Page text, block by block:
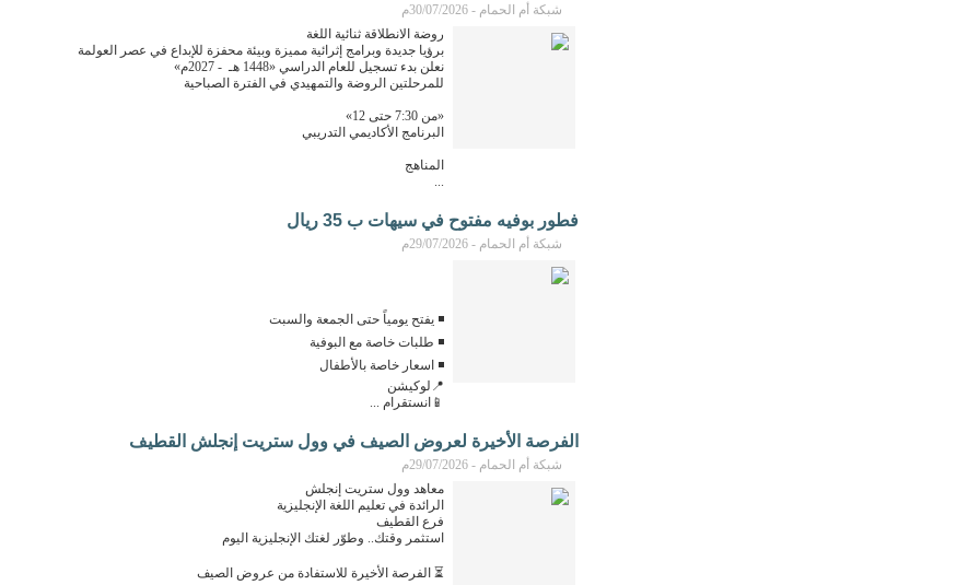
شبكة أم الحمام - 30/07/2026م
روضة الانطلاقة ثنائية اللغة
برؤيا جديدة وبرامج إثرائية مميزة وبيئة محفزة للإبداع في عصر العولمة
نعلن بدء تسجيل للعام الدراسي «1448 هـ - 2027م»
للمرحلتين الروضة والتمهيدي في الفترة الصباحية
«من 7:30 حتى 12»
البرنامج الأكاديمي التدريبي
المناهج
...
فطور بوفيه مفتوح في سيهات ب 35 ريال
شبكة أم الحمام - 29/07/2026م
◾️ يفتح يومياً حتى الجمعة والسبت
◾️ طلبات خاصة مع البوفية
◾️ اسعار خاصة بالأطفال
📍لوكيشن
📱انستقرام ...
الفرصة الأخيرة لعروض الصيف في وول ستريت إنجلش القطيف
شبكة أم الحمام - 29/07/2026م
معاهد وول ستريت إنجلش
الرائدة في تعليم اللغة الإنجليزية
فرع القطيف
استثمر وقتك.. وطوّر لغتك الإنجليزية اليوم
⏳ الفرصة الأخيرة للاستفادة من عروض الصيف